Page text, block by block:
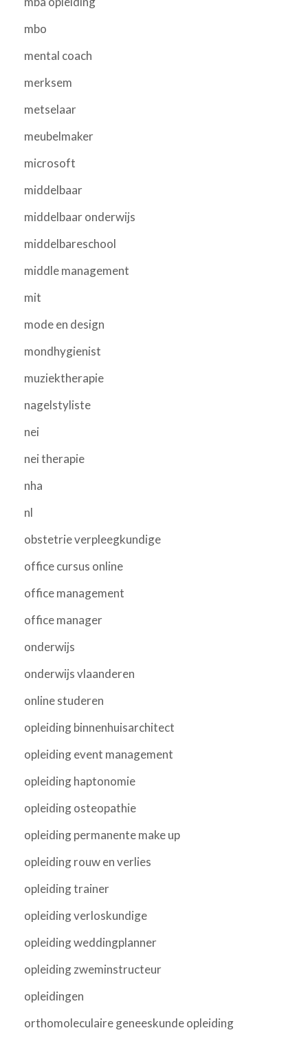
mbo
mental coach
merksem
metselaar
meubelmaker
microsoft
middelbaar
middelbaar onderwijs
middelbareschool
middle management
mit
mode en design
mondhygienist
muziektherapie
nagelstyliste
nei
nei therapie
nha
nl
obstetrie verpleegkundige
office cursus online
office management
office manager
onderwijs
onderwijs vlaanderen
online studeren
opleiding binnenhuisarchitect
opleiding event management
opleiding haptonomie
opleiding osteopathie
opleiding permanente make up
opleiding rouw en verlies
opleiding trainer
opleiding verloskundige
opleiding weddingplanner
opleiding zweminstructeur
opleidingen
orthomoleculaire geneeskunde opleiding